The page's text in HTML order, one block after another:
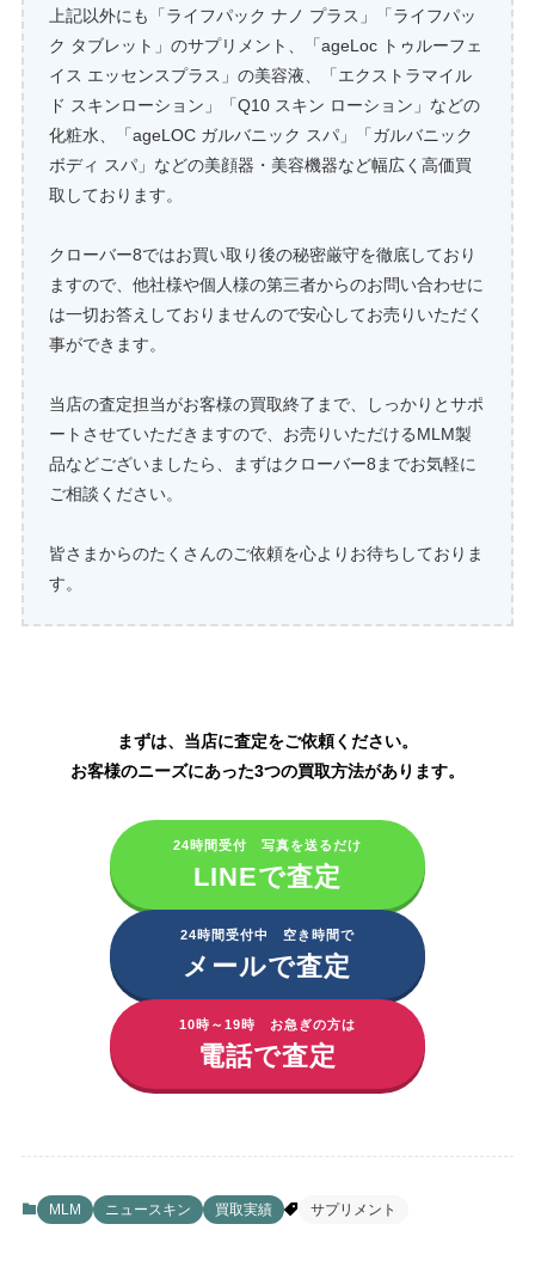
上記以外にも「ライフパック ナノ プラス」「ライフパッ
ク タブレット」のサプリメント、「ageLoc トゥルーフェ
イス エッセンスプラス」の美容液、「エクストラマイル
ド スキンローション」「Q10 スキン ローション」などの
化粧水、「ageLOC ガルバニック スパ」「ガルバニック
ボディ スパ」などの美顔器・美容機器など幅広く高価買
取しております。
クローバー8ではお買い取り後の秘密厳守を徹底しており
ますので、他社様や個人様の第三者からのお問い合わせに
は一切お答えしておりませんので安心してお売りいただく
事ができます。
当店の査定担当がお客様の買取終了まで、しっかりとサポ
ートさせていただきますので、お売りいただけるMLM製
品などございましたら、まずはクローバー8までお気軽に
ご相談ください。
皆さまからのたくさんのご依頼を心よりお待ちしておりま
す。
まずは、当店に査定をご依頼ください。
お客様のニーズにあった3つの買取方法があります。
24時間受付 写真を送るだけ
LINEで査定
24時間受付中 空き時間で
メールで査定
10時～19時 お急ぎの方は
電話で査定
MLM ニュースキン 買取実績 サプリメント